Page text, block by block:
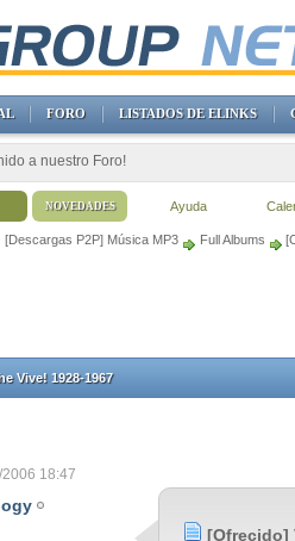
[Descargas P2P] Música MP3 Full Albums
Vive! 1928-1967
18:47
[Ofrecido]
FORO LISTADOS DE ELINKS
a nuestro Foro!
Ayuda
NOVEDADES